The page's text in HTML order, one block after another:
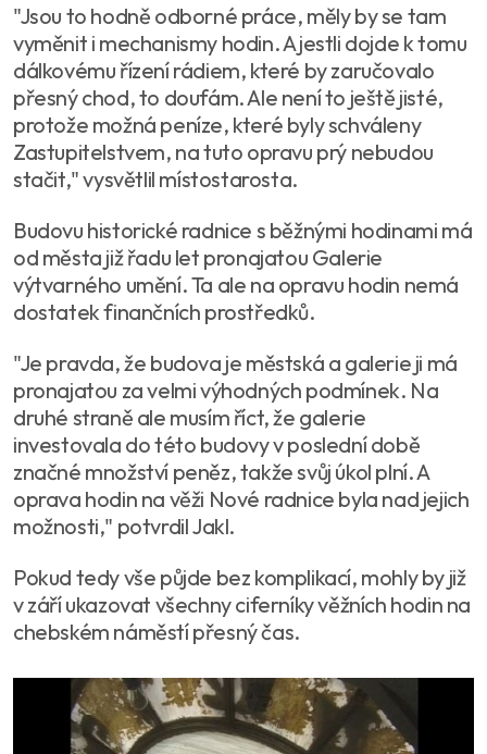
"Jsou to hodně odborné práce, měly by se tam
vyměnit i mechanismy hodin. A jestli dojde k tomu
dálkovému řízení rádiem, které by zaručovalo
přesný chod, to doufám. Ale není to ještě jisté,
protože možná peníze, které byly schváleny
Zastupitelstvem, na tuto opravu prý nebudou
stačit," vysvětlil místostarosta.
Budovu historické radnice s běžnými hodinami má
od města již řadu let pronajatou Galerie
výtvarného umění. Ta ale na opravu hodin nemá
dostatek finančních prostředků.
"Je pravda, že budova je městská a galerie ji má
pronajatou za velmi výhodných podmínek. Na
druhé straně ale musím říct, že galerie
investovala do této budovy v poslední době
značné množství peněz, takže svůj úkol plní. A
oprava hodin na věži Nové radnice byla nad jejich
možnosti," potvrdil Jakl.
Pokud tedy vše půjde bez komplikací, mohly by již
v září ukazovat všechny ciferníky věžních hodin na
chebském náměstí přesný čas.